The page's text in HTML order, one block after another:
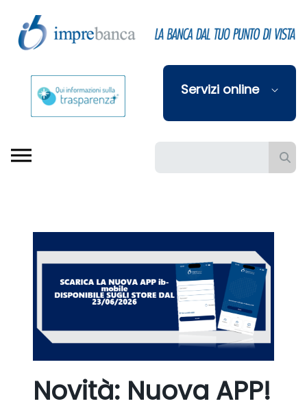
Skip to Main Content
Servizi online
Barra di ricerca
Novità: Nuova APP!